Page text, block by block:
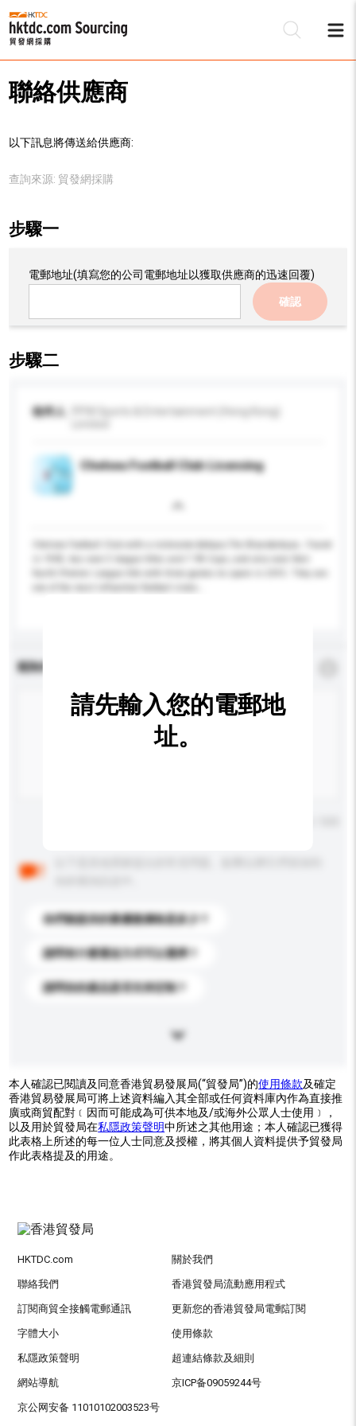
聯絡供應商
以下訊息將傳送給供應商:
查詢來源: 貿發網採購
步驟一
電郵地址(填寫您的公司電郵地址以獲取供應商的迅速回覆)
確認
步驟二
收件人
Chelsea Football Club Licensing
fourth Premier League title with three games to spare in 2015. They are
查詢內容
你們能提供的最優惠價格是多少？
請問有什麼運送方式可以選擇？
請問你的產品是否支持定制？
請先輸入您的電郵地
址。
本人確認已閱讀及同意香港貿易發展局(“貿發局”)的使用條款及確定
香港貿易發展局可將上述資料編入其全部或任何資料庫內作為直接推
廣或商貿配對﹝因而可能成為可供本地及/或海外公眾人士使用﹞，
以及用於貿發局在私隱政策聲明中所述之其他用途；本人確認已獲得
此表格上所述的每一位人士同意及授權，將其個人資料提供予貿發局
作此表格提及的用途。
HKTDC.com 關於我們
聯絡我們 香港貿發局流動應用程式
訂閱商貿全接觸電郵通訊 更新您的香港貿發局電郵訂閱
字體大小 使用條款
私隱政策聲明 超連結條款及細則
網站導航 京ICP备09059244号
京公网安备 11010102003523号